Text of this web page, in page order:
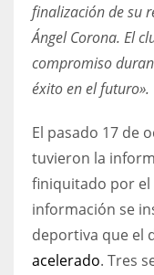
MIA
17
DAL
WSH
26
finalización de su
Ángel Corona. El
compromiso
éxito en el futuro».
El pasado 17 de
tuvieron la
finiquitado por el
información se
deportiva que el
acelerado. Tres